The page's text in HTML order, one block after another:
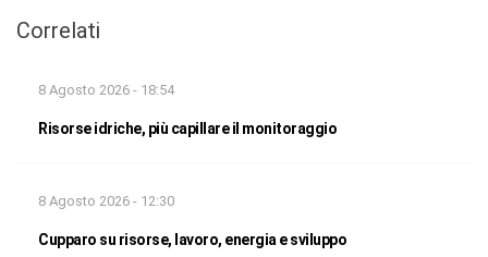
Correlati
8 Agosto 2026 - 18:54
Risorse idriche, più capillare il monitoraggio
8 Agosto 2026 - 12:30
Cupparo su risorse, lavoro, energia e sviluppo